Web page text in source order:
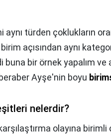
aynı türden çoklukların
açısından aynı
buna bir örnek yapalım ve
Ayşe'nin boyu
nelerdir?
olayına